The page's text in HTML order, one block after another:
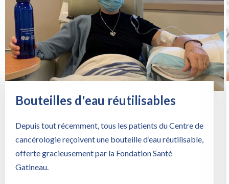
Bouteilles d'eau réutilisables
Depuis tout récemment, tous les patients du Centre de
cancérologie reçoivent une bouteille d’eau réutilisable,
offerte gracieusement par la Fondation Santé
Gatineau.